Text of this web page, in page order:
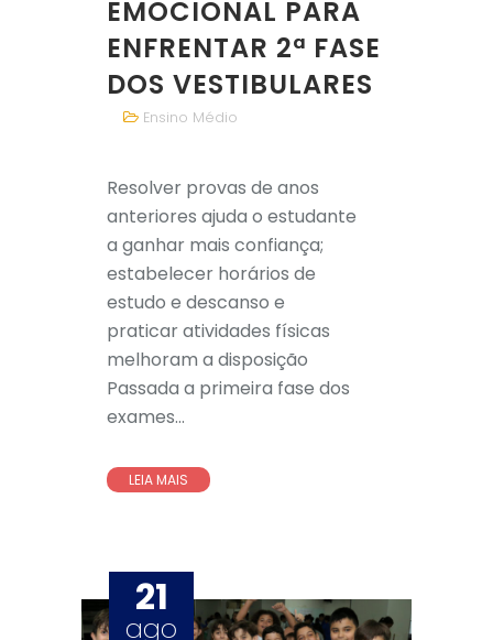
EMOCIONAL PARA
ENFRENTAR 2ª FASE
DOS VESTIBULARES
Ensino Médio
Resolver provas de anos
anteriores ajuda o estudante
a ganhar mais confiança;
estabelecer horários de
estudo e descanso e
praticar atividades físicas
melhoram a disposição
Passada a primeira fase dos
exames...
LEIA MAIS
21
ago